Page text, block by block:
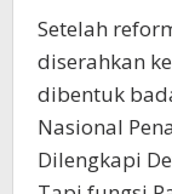
Setelah
diserahkan
dibentuk
Nasional
Dilengkapi